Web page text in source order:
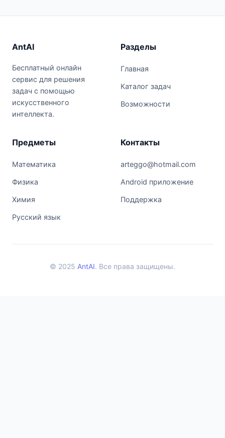
AntAI
Бесплатный онлайн
сервис для решения
задач с помощью
искусственного
интеллекта.
Разделы
Главная
Каталог задач
Возможности
Предметы
Математика
Физика
Химия
Русский язык
Контакты
arteggo@hotmail.com
Android приложение
Поддержка
© 2025 AntAI. Все права защищены.